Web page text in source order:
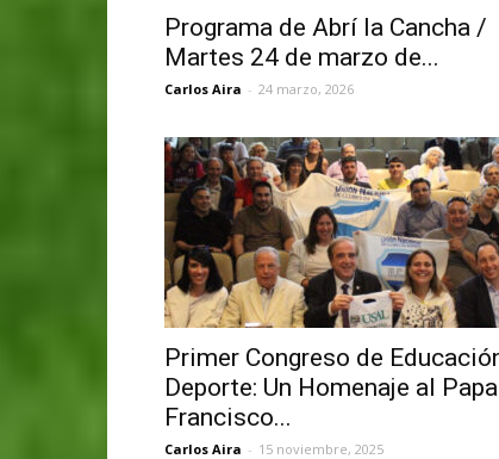
Programa de Abrí la Cancha /
Martes 24 de marzo de...
Carlos Aira - 24 marzo, 2026
Primer Congreso de
Deporte: Un Homenaje al Papa
Francisco...
Carlos Aira - 15 noviembre, 2025